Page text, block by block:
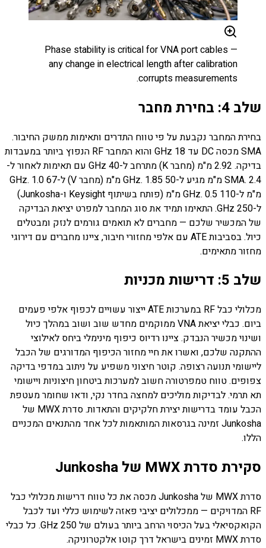
Phase stability is critical for VNA port cables —
any change in electrical length after calibration
corrupts measurements.
שלב 4: בחירת מחבר
בחירת המחבר נקבעת על פי טווח התדרים ותאימות ממשק החיבור.
SMA מכסה DC עד 18 GHz והוא המחבר RF הנפוץ ביותר במעבדות
בדיקה. 2.92 מ"מ (מחבר K) מתרחב ל-40 GHz עם תאימות לאחור ל-
SMA. 2.4 מ"מ מגיע ל-50 GHz. 1.85 מ"מ (מחבר V) ל-67 GHz. 1.0
מ"מ ל-110 GHz. 0.5 מ"מ (פותח בשיתוף Keysight ו-Junkosha)
ל-250 GHz. התאימו תמיד את סוג המחבר למפרט יציאת הבדיקה
של המכשיר שלכם — מחברים לא תואמים גורמים לנזק ומבטלים
כיול. בסביבות ATE עם אלפי מחזורי חיבור, ציינו מחברים עם דירוגי
מחזור מתאימים.
שלב 5: דרישות מכניות
מכלולי כבל RF במערכות ATE ייצור עשויים לכפוף אלפי פעמים
ביום. כבלי יציאת VNA ממוקמים מחדש שוב ושוב במהלך כיול
ושינוי מכשיר הנבדק. ציינו רדיוס כיפוף מינימלי ביחס לאילוצי
ההתקנה שלכם, ואשרו את חיי מחזור הכיפוף המדורגים של הכבל
ליישומי תנועה רצופה. קוטר חיצוני משפיע על ניתוב במדפי בדיקה
צפופים. טווח טמפרטורה חשוב למערכות ביטחון חיצוניות ויישומי
תא תרמי. לבדיקות מוליכים למחצה בחדר נקי, ודאו שחומר מעטפת
הכבל עומד בדרישות יצירת חלקיקים והתאדות. סדרת MWX של
Junkosha זמינה בגרסאות המותאמות לכל אחד מהתנאים המכניים
הללו.
סקירת סדרת MWX של Junkosha
סדרת MWX של Junkosha מכסה את כל טווח דרישות מכלולי כבל
RF המדויקים — ממכלולים יציבי פאזה לשימוש כללי ועד לכבל
הקואקסיאלי בעל הכיסוי הרחב ביותר בעולם של 250 GHz. כל כבלי
סדרת MWX זמינים בישראל דרך קוטו אלקטרוניקה.